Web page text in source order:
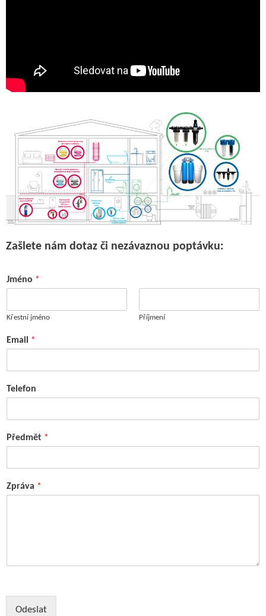
Zašlete nám dotaz či nezávaznou poptávku:
Jméno *
Křestní jméno Příjmení
Email *
Telefon
Předmět *
Zpráva *
Odeslat